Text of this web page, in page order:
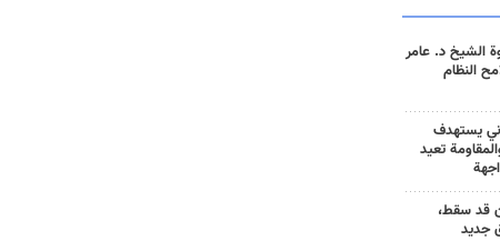
الشيخ د. عامر
النظام
يستهدف
تعيد
قد سقط،
جديد